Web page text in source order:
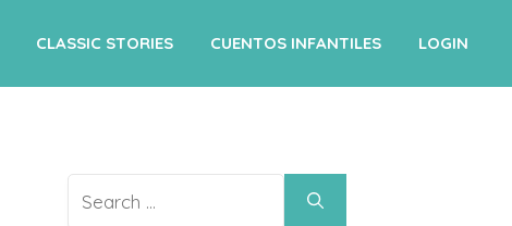
CLASSIC STORIES CUENTOS INFANTILES LOGIN
for: